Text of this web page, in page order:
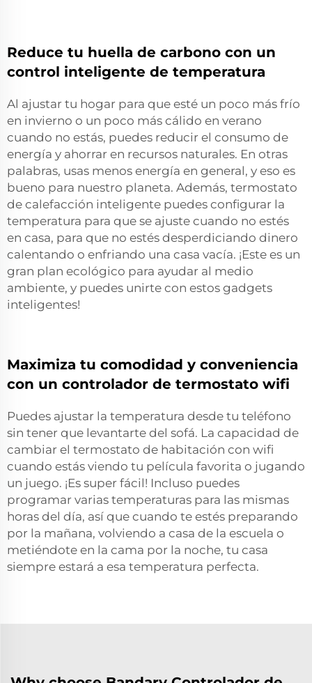
Reduce tu huella de carbono con un
control inteligente de temperatura
Al ajustar tu hogar para que esté un poco más frío
en invierno o un poco más cálido en verano
cuando no estás, puedes reducir el consumo de
energía y ahorrar en recursos naturales. En otras
palabras, usas menos energía en general, y eso es
bueno para nuestro planeta. Además, termostato
de calefacción inteligente puedes configurar la
temperatura para que se ajuste cuando no estés
en casa, para que no estés desperdiciando dinero
calentando o enfriando una casa vacía. ¡Este es un
gran plan ecológico para ayudar al medio
ambiente, y puedes unirte con estos gadgets
inteligentes!
Maximiza tu comodidad y conveniencia
con un controlador de termostato wifi
Puedes ajustar la temperatura desde tu teléfono
sin tener que levantarte del sofá. La capacidad de
cambiar el termostato de habitación con wifi
cuando estás viendo tu película favorita o jugando
un juego. ¡Es super fácil! Incluso puedes
programar varias temperaturas para las mismas
horas del día, así que cuando te estés preparando
por la mañana, volviendo a casa de la escuela o
metiéndote en la cama por la noche, tu casa
siempre estará a esa temperatura perfecta.